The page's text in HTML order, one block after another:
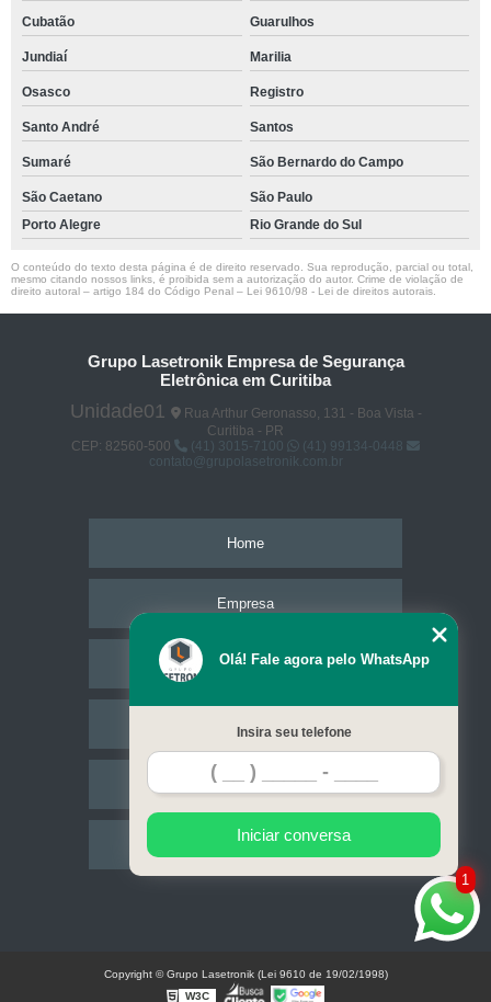
Cubatão Guarulhos
Jundiaí Marilia
Osasco Registro
Santo André Santos
Sumaré São Bernardo do Campo
São Caetano
São Paulo
Porto Alegre
Rio Grande do Sul
O conteúdo do texto desta página é de direito reservado. Sua reprodução, parcial ou total,
mesmo citando nossos links, é proibida sem a autorização do autor. Crime de violação de
direito autoral – artigo 184 do Código Penal – Lei 9610/98 - Lei de direitos autorais
Grupo Lasetronik Empresa de Segurança
Eletrônica em Curitiba
Unidade01
Rua Arthur Geronasso, 131 - Boa Vista -
Curitiba - PR
CEP: 82560-500
(41) 3015-7100
(41) 99134-0448
contato@grupolasetronik.com.br
Home
Empresa
Missão
Serviços
Contato
Mapa do site
1
Olá! Fale agora pelo WhatsApp
Insira seu telefone
Iniciar conversa
Copyright © Grupo Lasetronik (Lei 9610 de 19/02/1998)
W3C